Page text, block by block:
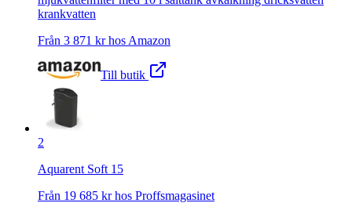
krankvatten
Från 3 871 kr hos Amazon
Till butik
2
Aquarent Soft 15
Från 19 685 kr hos Proffsmagasinet